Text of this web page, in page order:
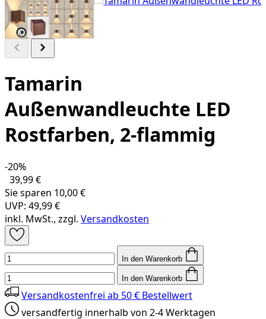
Tamarin
Außenwandleuchte LED
Rostfarben, 2-flammig
-20%
39,99 €
Sie sparen 10,00 €
UVP: 49,99 €
inkl. MwSt., zzgl. Versandkosten
In den Warenkorb
In den Warenkorb
Versandkostenfrei ab 50 € Bestellwert
versandfertig innerhalb von 2-4 Werktagen